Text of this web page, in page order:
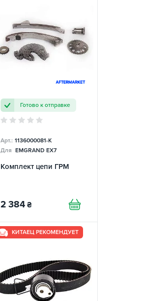
Готово к отправке
Арт.: 1136000081-K
Для EMGRAND EX7
Комплект цепи ГРМ
2 384 ₴
КИТАЕЦ РЕКОМЕНДУЕТ